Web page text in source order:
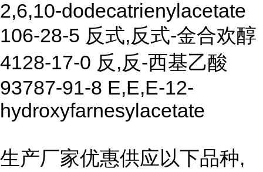
2,6,10-dodecatrienylacetate
106-28-5 反式,反式-金合欢醇
4128-17-0 反,反-西基乙酸
93787-91-8 E,E,E-12-
hydroxyfarnesylacetate
生产厂家优惠供应以下品种,